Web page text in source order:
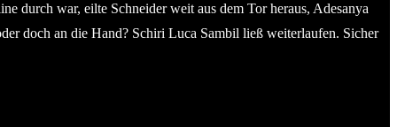
durch war, eilte Schneider weit aus dem Tor heraus, Adesanya
doch an die Hand? Schiri Luca Sambil ließ weiterlaufen. Sicher